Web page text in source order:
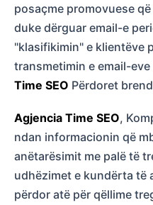
posaçme promovuese
duke dërguar email-e
"klasifikimin" e klientëve
transmetimin e email-
Time SEO Përdoret
Agjencia Time SEO,
ndan informacionin që
anëtarësimit me palë të
udhëzimet e kundërta të
përdor atë për qëllime